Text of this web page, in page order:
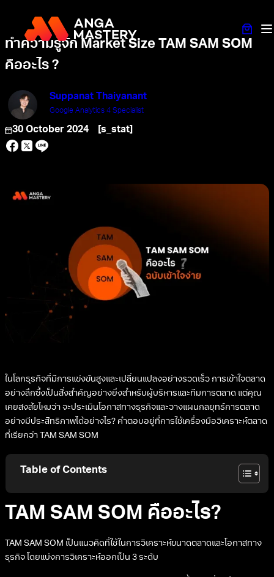
ทำความรู้จัก Market Size TAM SAM SOM
คืออะไร ?
Suppanat Thaiyanant
Google Analytics 4 Specialist
30 October 2024 [s_stat]
ในโลกธุรกิจที่มีการแข่งขันสูงและเปลี่ยนแปลงอย่างรวดเร็ว การเข้าใจตลาด
อย่างลึกซึ้งเป็นสิ่งสำคัญอย่างยิ่งสำหรับผู้บริหารและทีมการตลาด แต่คุณ
เคยสงสัยไหมว่า จะประเมินโอกาสทางธุรกิจและวางแผนกลยุทธ์การตลาด
อย่างมีประสิทธิภาพได้อย่างไร? คำตอบอยู่ที่การใช้เครื่องมือวิเคราะห์ตลาด
ที่เรียกว่า TAM SAM SOM
Table of Contents
TAM SAM SOM คืออะไร?
TAM SAM SOM เป็นแนวคิดที่ใช้ในการวิเคราะห์ขนาดตลาดและโอกาสทาง
ธุรกิจ โดยแบ่งการวิเคราะห์ออกเป็น 3 ระดับ